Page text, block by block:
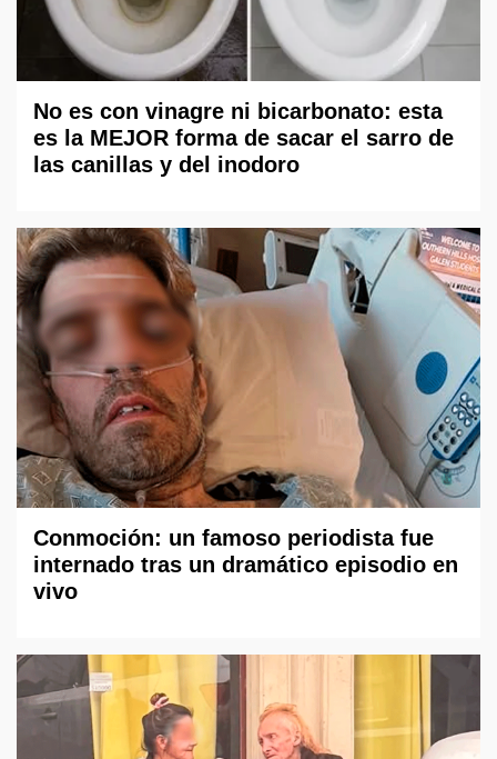
No es con vinagre ni bicarbonato: esta
es la MEJOR forma de sacar el sarro de
las canillas y del inodoro
Conmoción: un famoso periodista fue
internado tras un dramático episodio en
vivo